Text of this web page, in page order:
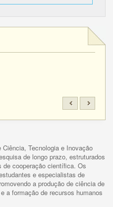
Tecnologia e Inovação
de longo prazo, estruturados
de cooperação científica. Os
e especialistas de
a produção de ciência de
a formação de recursos humanos